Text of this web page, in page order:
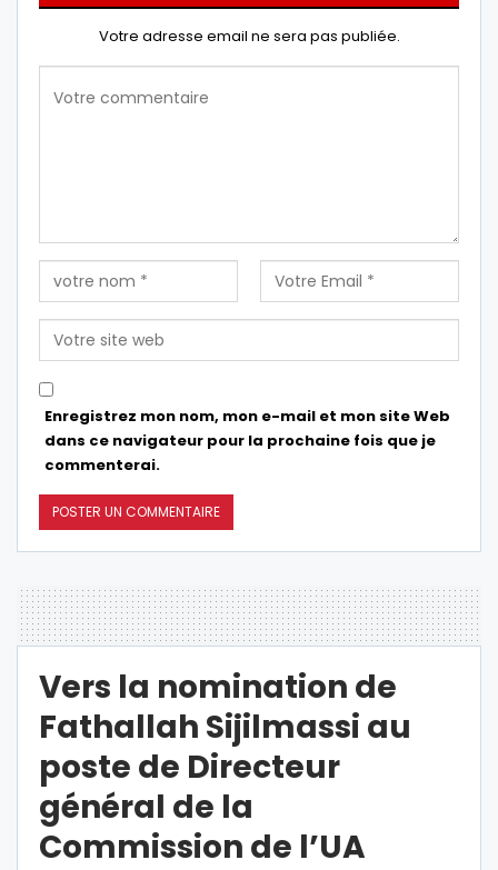
Votre adresse email ne sera pas publiée.
Enregistrez mon nom, mon e-mail et mon site Web
dans ce navigateur pour la prochaine fois que je
commenterai.
Vers la nomination de
Fathallah Sijilmassi au
poste de Directeur
général de la
Commission de l’UA